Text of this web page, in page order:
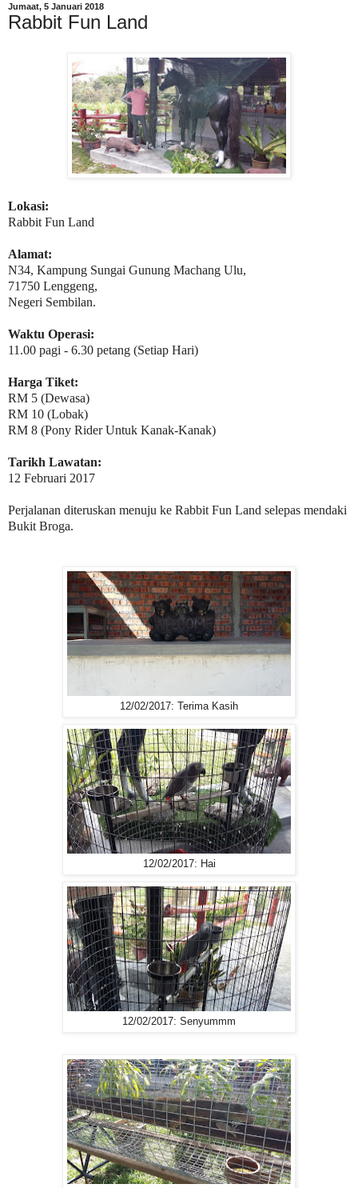
Jumaat, 5 Januari 2018
Rabbit Fun Land
Lokasi:
Rabbit Fun Land
Alamat:
N34, Kampung Sungai Gunung Machang Ulu,
71750 Lenggeng,
Negeri Sembilan.
Waktu Operasi:
11.00 pagi - 6.30 petang (Setiap Hari)
Harga Tiket:
RM 5 (Dewasa)
RM 10 (Lobak)
RM 8 (Pony Rider Untuk Kanak-Kanak)
Tarikh Lawatan:
12 Februari 2017
Perjalanan diteruskan menuju ke Rabbit Fun Land selepas mendaki
Bukit Broga.
12/02/2017: Terima Kasih
12/02/2017: Hai
12/02/2017: Senyummm